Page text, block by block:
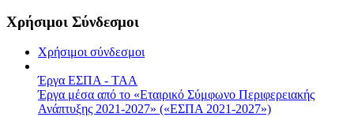
Χρήσιμοι Σύνδεσμοι
Χρήσιμοι σύνδεσμοι
Έργα ΕΣΠΑ - ΤΑΑ
Έργα μέσα από το «Εταιρικό Σύμφωνο Περιφερειακής
Ανάπτυξης 2021-2027» («ΕΣΠΑ 2021-2027»)